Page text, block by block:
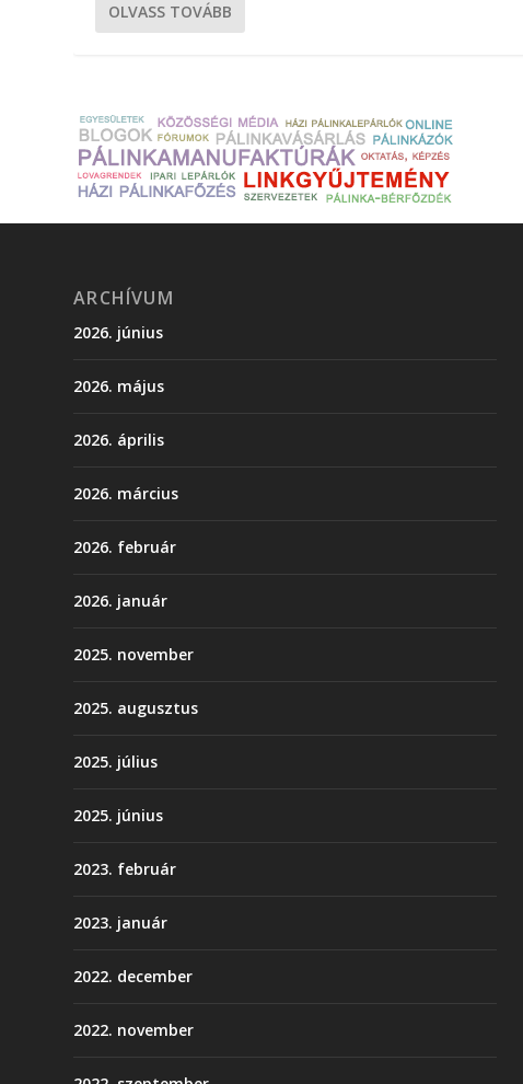
OLVASS TOVÁBB
ARCHÍVUM
2026. június
2026. május
2026. április
2026. március
2026. február
2026. január
2025. november
2025. augusztus
2025. július
2025. június
2023. február
2023. január
2022. december
2022. november